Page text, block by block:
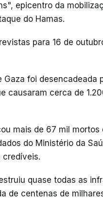
epicentro da
do Hamas.
para 16 de
Gaza foi desencadeada
causaram cerca de
mais de 67 mil
do Ministério da
credíveis.
quase todas as
de centenas de